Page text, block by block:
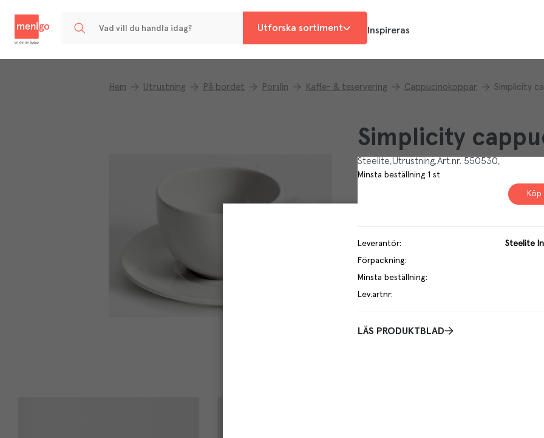
Utforska sortiment Inspireras
Hem Utrustning På bordet Porslin Kaffe- & teservering Cappucinokoppar Simplicity
Simplicity
Steelite Utrustning Art.nr. 550530
Minsta beställning 1 st
Köp
Leverantör:
Steelite
Förpackning:
Minsta beställning:
Lev.artnr:
LÄS PRODUKTBLAD